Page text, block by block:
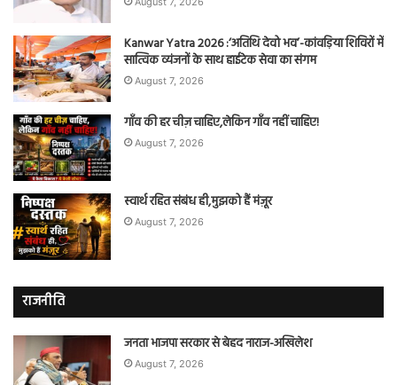
Kanwar Yatra 2026 :‘अतिथि देवो भव’-कांवड़िया शिविरों में
सात्विक व्यंजनों के साथ हाईटेक सेवा का संगम
August 7, 2026
गाँव की हर चीज़ चाहिए,लेकिन गाँव नहीं चाहिए!
August 7, 2026
स्वार्थ रहित संबंध ही,मुझको हैं मंज़ूर
August 7, 2026
राजनीति
जनता भाजपा सरकार से बेहद नाराज-अखिलेश
August 7, 2026